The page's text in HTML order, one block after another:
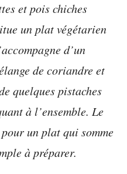
et pois chiches
un plat végétarien
d’un
de coriandre et
quelques pistaches
à l’ensemble. Le
un plat qui somme
à préparer.